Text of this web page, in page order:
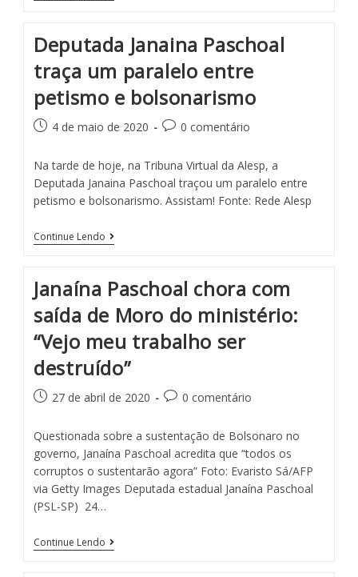
Deputada Janaina Paschoal
traça um paralelo entre
petismo e bolsonarismo
4 de maio de 2020 0 comentário
Na tarde de hoje, na Tribuna Virtual da Alesp, a
Deputada Janaina Paschoal traçou um paralelo entre
petismo e bolsonarismo. Assistam! Fonte: Rede Alesp
Continue Lendo
Janaína Paschoal chora com
saída de Moro do ministério:
“Vejo meu trabalho ser
destruído”
27 de abril de 2020 0 comentário
Questionada sobre a sustentação de Bolsonaro no
governo, Janaína Paschoal acredita que “todos os
corruptos o sustentarão agora” Foto: Evaristo Sá/AFP
via Getty Images Deputada estadual Janaína Paschoal
(PSL-SP) 24…
Continue Lendo